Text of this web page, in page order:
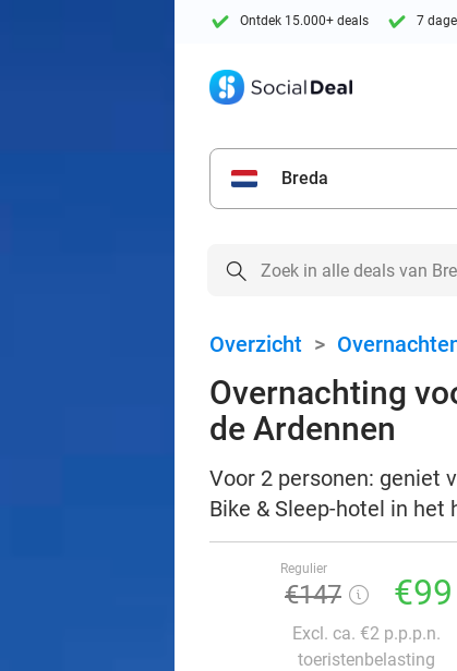
Ontdek 15.000+ deals 7
Breda
Overzicht >
Overnachting
de Ardennen
Voor 2 personen: geniet
Bike & Sleep-hotel in het
Regulier
€147 €99
Excl. ca. €2 p.p.p.n.
toeristenbelasting